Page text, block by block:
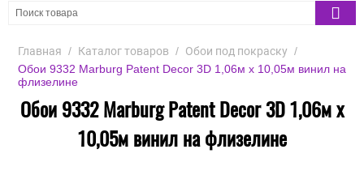
Главная / Каталог товаров / Обои под покраску /
Обои 9332 Marburg Patent Decor 3D 1,06м х 10,05м винил на
флизелине
Обои 9332 Marburg Patent Decor 3D 1,06м х
10,05м винил на флизелине